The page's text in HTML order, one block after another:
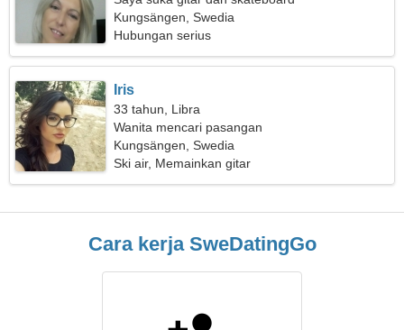
Kungsängen, Swedia
Hubungan serius
Iris
33 tahun, Libra
Wanita mencari pasangan
Kungsängen, Swedia
Ski air, Memainkan gitar
Cara kerja SweDatingGo